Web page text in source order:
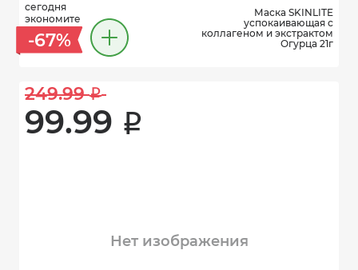
сегодня
экономите
-67%
Маска SKINLITE
успокаивающая с
коллагеном и экстрактом
Огурца 21г
249.99 i
99.99 i
Нет изображения